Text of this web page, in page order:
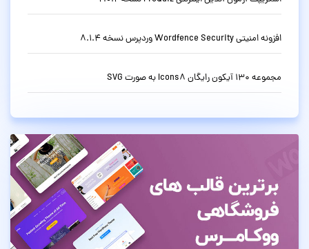
افزونه امنیتی Wordfence Security وردپرس نسخه 8.1.4
مجموعه 130 آیکون رایگان Icons8 به صورت SVG